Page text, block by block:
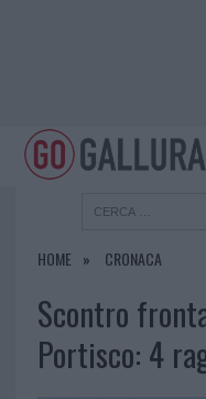
HOME CRONACA
Scontro
Portisco: 4